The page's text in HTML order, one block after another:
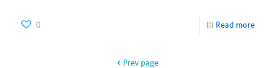
0 Read more
Prev page